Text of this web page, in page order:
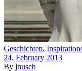
Geschichten,
24, February 2013
By jnusch